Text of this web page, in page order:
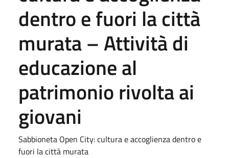
dentro e fuori la città
murata – Attività di
educazione al
patrimonio rivolta ai
giovani
Sabbioneta Open City: cultura e accoglienza dentro e
fuori la città murata